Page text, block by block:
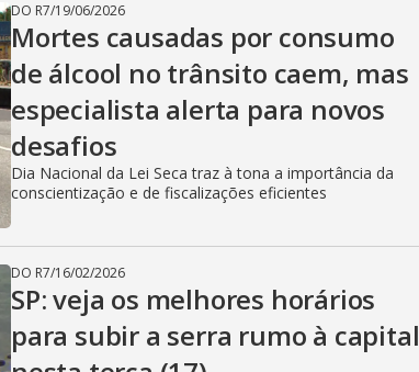
DO R7/19/06/2026
Mortes causadas por consumo
de álcool no trânsito caem, mas
especialista alerta para novos
desafios
Dia Nacional da Lei Seca traz à tona a importância da
conscientização e de fiscalizações eficientes
DO R7/16/02/2026
SP: veja os melhores horários
para subir a serra rumo à capital